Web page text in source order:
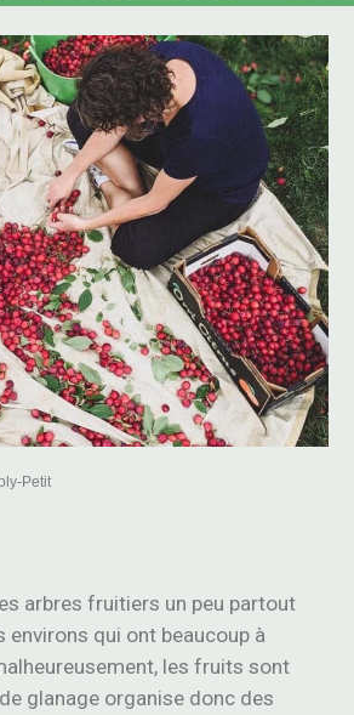
Petit
arbres fruitiers un peu partout
environs qui ont beaucoup à
les fruits sont
glanage organise donc des